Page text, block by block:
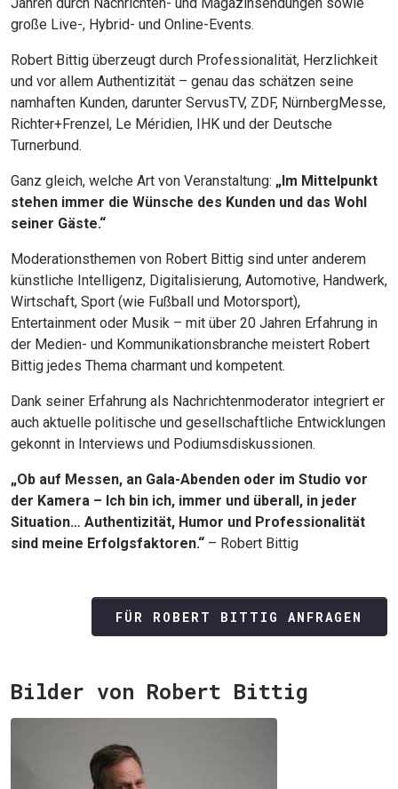
große Live-, Hybrid- und Online-Events.
Robert Bittig überzeugt durch Professionalität, Herzlichkeit
und vor allem Authentizität – genau das schätzen seine
namhaften Kunden, darunter ServusTV, ZDF, NürnbergMesse,
Richter+Frenzel, Le Méridien, IHK und der Deutsche
Turnerbund.
Ganz gleich, welche Art von Veranstaltung: „Im Mittelpunkt
stehen immer die Wünsche des Kunden und das Wohl
seiner Gäste.“
Moderationsthemen von Robert Bittig sind unter anderem
künstliche Intelligenz, Digitalisierung, Automotive, Handwerk,
Wirtschaft, Sport (wie Fußball und Motorsport),
Entertainment oder Musik – mit über 20 Jahren Erfahrung in
der Medien- und Kommunikationsbranche meistert Robert
Bittig jedes Thema charmant und kompetent.
Dank seiner Erfahrung als Nachrichtenmoderator integriert er
auch aktuelle politische und gesellschaftliche Entwicklungen
gekonnt in Interviews und Podiumsdiskussionen.
„Ob auf Messen, an Gala-Abenden oder im Studio vor
der Kamera – Ich bin ich, immer und überall, in jeder
Situation… Authentizität, Humor und Professionalität
sind meine Erfolgsfaktoren.“ – Robert Bittig
FÜR ROBERT BITTIG ANFRAGEN
Bilder von Robert Bittig